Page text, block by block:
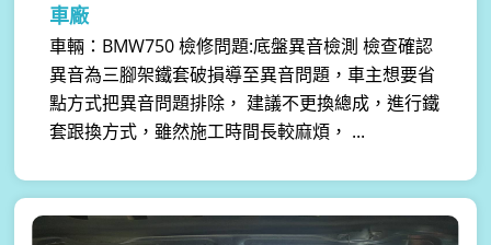
車廠
車輛：BMW750 檢修問題:底盤異音檢測 檢查確認
異音為三腳架鐵套破損導至異音問題，車主想要省
點方式把異音問題排除， 建議不更換總成，進行鐵
套跟換方式，雖然施工時間長較麻煩， ...